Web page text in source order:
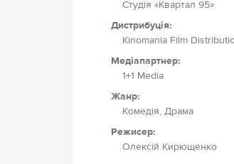
Студія «Квартал 95»
Дистрибуція:
Kinomania Film
Медіапартнер:
1+1 Media
Жанр:
Комедія, Драма
Режисер:
Олексій Кирющенко